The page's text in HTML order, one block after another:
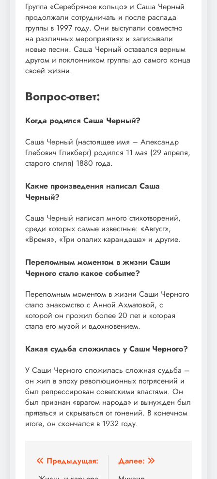
Группа «Серебряное кольцо» и Саша Черный
продолжали сотрудничать и после распада
группы в 1997 году. Они выступали совместно
на различных мероприятиях и записывали
новые песни. Саша Черный оставался верным
другом и поклонником группы до самого конца
своей жизни.
Вопрос-ответ:
Когда родился Саша Черный?
Саша Черный (настоящее имя – Александр
Глебович Гликберг) родился 11 мая (29 апреля,
старого стиля) 1880 года.
Какие произведения написал Саша
Черный?
Саша Черный написал много стихотворений,
среди которых самые известные: «Август»,
«Время», «Три опалих карандаша» и другие.
Переломным моментом в жизни Саши
Черного стало какое событие?
Переломным моментом в жизни Саши Черного
стало знакомство с Анной Ахматовой, с
которой он прожил более 20 лет и которая
стала его музой и вдохновением.
Какая судьба сложилась у Саши Черного?
У Саши Черного сложилась сложная судьба –
он жил в эпоху революционных потрясений и
был репрессирован советскими властями. Он
был признан «врагом народа» и вынужден был
прятаться и скрываться от гонений. В конечном
итоге, он скончался в 1932 году.
Навигация
Предыдущая:
Далее: